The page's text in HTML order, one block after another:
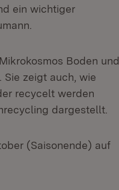
ein wichtiger
Boden und
zeigt auch, wie
recycelt werden
dargestellt.
(Saisonende) auf